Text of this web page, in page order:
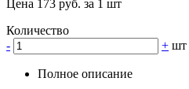
Цена 173 руб. за 1 шт
Количество
-
+ шт
Полное описание